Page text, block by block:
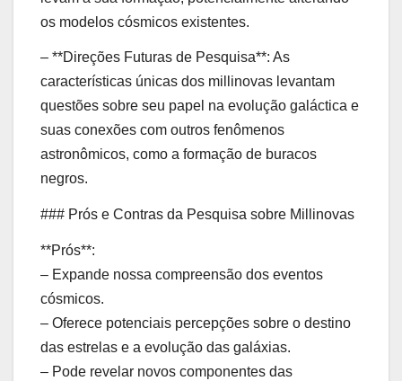
os modelos cósmicos existentes.
– **Direções Futuras de Pesquisa**: As
características únicas dos millinovas levantam
questões sobre seu papel na evolução galáctica e
suas conexões com outros fenômenos
astronômicos, como a formação de buracos
negros.
### Prós e Contras da Pesquisa sobre Millinovas
**Prós**:
– Expande nossa compreensão dos eventos
cósmicos.
– Oferece potenciais percepções sobre o destino
das estrelas e a evolução das galáxias.
– Pode revelar novos componentes das